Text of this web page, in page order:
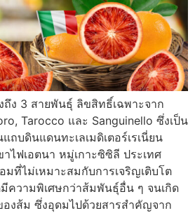
ง 3 สายพันธุ์ ลิขสิทธิ์เฉพาะจาก
Tarocco และ Sanguinello ซึ่งเป็น
ถบดินแดนทะเลเมดิเตอร์เรเนี่ยน
าไฟเอตนา หมู่เกาะซิซิลี ประเทศ
มที่ไม่เหมาะสมกับการเจริญเติบโต
ความพิเศษกว่าส้มพันธุ์อื่น ๆ จนเกิด
องส้ม ซึ่งอุดมไปด้วยสารสำคัญจาก